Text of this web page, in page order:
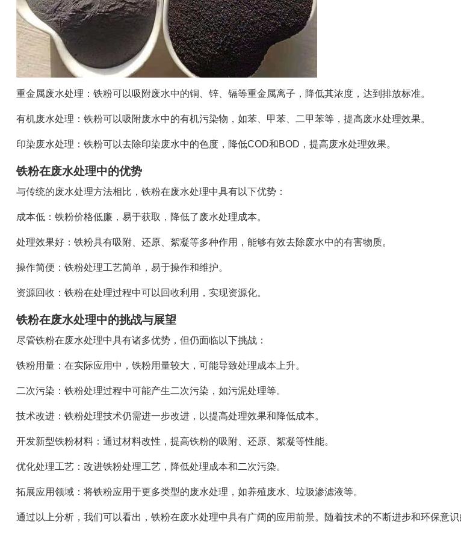
重金属废水处理：铁粉可以吸附废水中的铜、锌、镉等重金属离子，降低其浓度，达到排放标准。
有机废水处理：铁粉可以吸附废水中的有机污染物，如苯、甲苯、二甲苯等，提高废水处理效果。
印染废水处理：铁粉可以去除印染废水中的色度，降低COD和BOD，提高废水处理效果。
铁粉在废水处理中的优势
与传统的废水处理方法相比，铁粉在废水处理中具有以下优势：
成本低：铁粉价格低廉，易于获取，降低了废水处理成本。
处理效果好：铁粉具有吸附、还原、絮凝等多种作用，能够有效去除废水中的有害物质。
操作简便：铁粉处理工艺简单，易于操作和维护。
资源回收：铁粉在处理过程中可以回收利用，实现资源化。
铁粉在废水处理中的挑战与展望
尽管铁粉在废水处理中具有诸多优势，但仍面临以下挑战：
铁粉用量：在实际应用中，铁粉用量较大，可能导致处理成本上升。
二次污染：铁粉处理过程中可能产生二次污染，如污泥处理等。
技术改进：铁粉处理技术仍需进一步改进，以提高处理效果和降低成本。
开发新型铁粉材料：通过材料改性，提高铁粉的吸附、还原、絮凝等性能。
优化处理工艺：改进铁粉处理工艺，降低处理成本和二次污染。
拓展应用领域：将铁粉应用于更多类型的废水处理，如养殖废水、垃圾渗滤液等。
通过以上分析，我们可以看出，铁粉在废水处理中具有广阔的应用前景。随着技术的不断进步和环保意